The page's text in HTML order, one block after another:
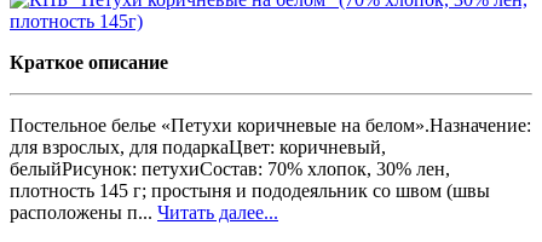
Краткое описание
Постельное белье «Петухи коричневые на белом».Назначение:
для взрослых, для подаркаЦвет: коричневый,
белыйРисунок: петухиСостав: 70% хлопок, 30% лен,
плотность 145 г; простыня и пододеяльник со швом (швы
расположены п... Читать далее...